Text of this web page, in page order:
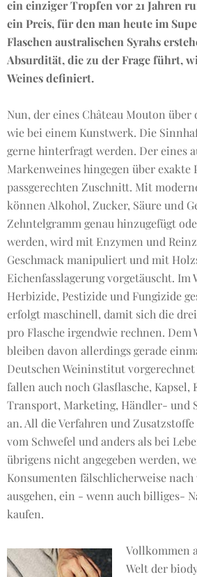
ein einziger Tropfen vor 21 Jahren
ein Preis, für den man heute im
Flaschen australischen Syrahs
Absurdität, die zu der Frage führt,
Weines definiert.
Nun, der eines Château Mouton
wie bei einem Kunstwerk. Die
gerne hinterfragt werden. Der eines
Markenweines hingegen über
passgerechten Zuschnitt. Mit
können Alkohol, Zucker, Säure und
Zehntelgramm genau hinzugefügt
werden, wird mit Enzymen und
Geschmack manipuliert und mit
Eichenfasslagerung vorgetäuscht. Im
Herbizide, Pestizide und Fungizide
erfolgt maschinell, damit sich die
pro Flasche irgendwie rechnen. Dem
bleiben davon allerdings gerade
Deutschen Weininstitut
fallen auch noch Glasflasche,
Transport, Marketing, Händler- und
an. All die Verfahren und Zusatzstoffe
vom Schwefel und anders als bei
übrigens nicht angegeben werden,
Konsumenten fälschlicherweise nach
ausgehen, ein - wenn auch billiges-
kaufen.
Vollkommen
Welt der